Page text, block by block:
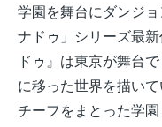
学園を舞台にダンジ
ナドゥ」シリーズ最
ドゥ』は東京が舞台
に移った世界を描い
チーフをまとった学